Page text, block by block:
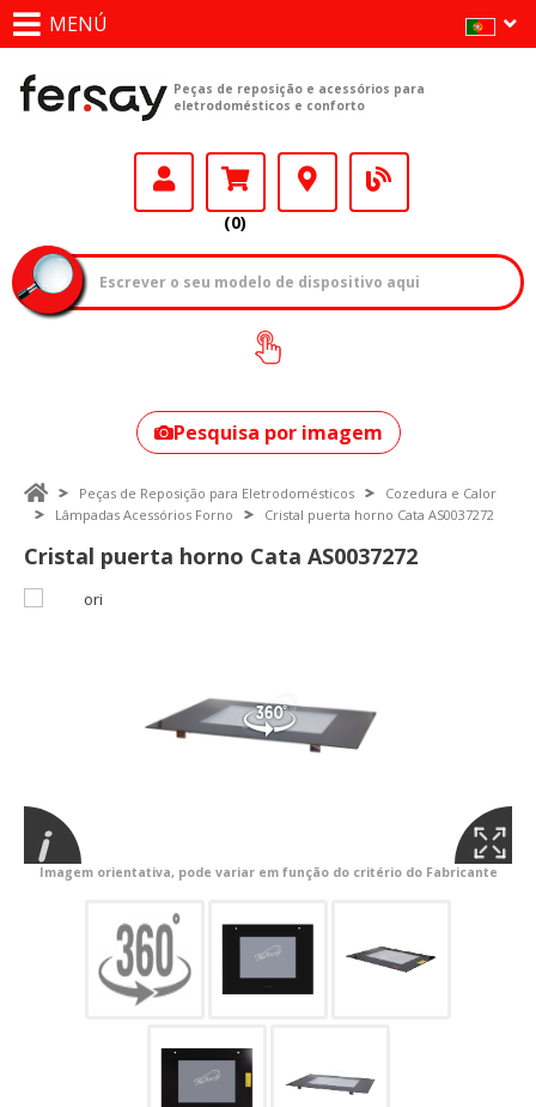
MENÚ
Peças de reposição e acessórios para
eletrodomésticos e conforto
(0)
Como encontrar
o seu modelo?
Pesquisa por imagem
Peças de Reposição para Eletrodomésticos
Cozedura e Calor
Lâmpadas Acessórios Forno
Cristal puerta horno Cata AS0037272
Cristal puerta horno Cata AS0037272
Imagem orientativa, pode variar em função do critério do Fabricante